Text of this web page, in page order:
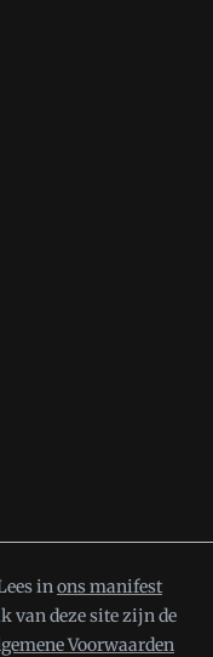
inons manifest
van deze site zijn de
Voorwaarden